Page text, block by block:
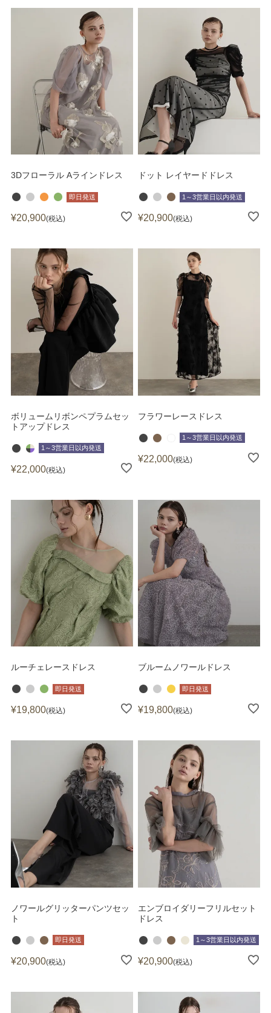
3Dフローラル Aラインドレス
即日発送
¥20,900 税込
ドット レイヤードドレス
1～3営業日以内発送
¥20,900 税込
ボリュームリボンペプラムセッ
トアップドレス
1～3営業日以内発送
¥22,000 税込
フラワーレースドレス
1～3営業日以内発送
¥22,000 税込
ルーチェレースドレス
即日発送
¥19,800 税込
ブルームノワールドレス
即日発送
¥19,800 税込
ノワールグリッターパンツセッ
ト
即日発送
¥20,900 税込
エンブロイダリーフリルセット
ドレス
1～3営業日以内発送
¥20,900 税込